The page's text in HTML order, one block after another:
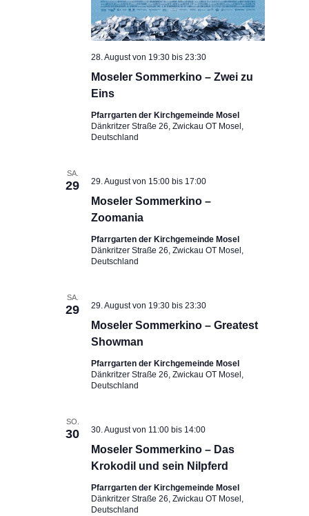
Moseler Sommerkino – Zwei zu
Eins
28. August von 19:30bis23:30
Pfarrgarten der Kirchgemeinde Mosel
Dänkritzer Straße 26, Zwickau OT Mosel,
Deutschland
SA.
29
Moseler Sommerkino –
Zoomania
29. August von 15:00bis 17:00
Pfarrgarten der Kirchgemeinde Mosel
Dänkritzer Straße 26, Zwickau OT Mosel,
Deutschland
SA.
29
Moseler Sommerkino – Greatest
Showman
29. August von 19:30bis23:30
Pfarrgarten der Kirchgemeinde Mosel
Dänkritzer Straße 26, Zwickau OT Mosel,
Deutschland
SO.
30
Moseler Sommerkino – Das
Krokodil und sein Nilpferd
30. August von 11:00bis 14:00
Pfarrgarten der Kirchgemeinde Mosel
Dänkritzer Straße 26, Zwickau OT Mosel,
Deutschland